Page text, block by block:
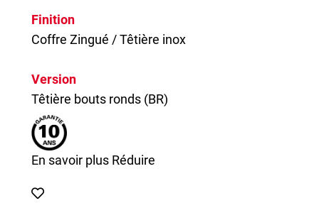
Finition
Coffre Zingué / Têtière inox
Version
Têtière bouts ronds (BR)
En savoir plus Réduire